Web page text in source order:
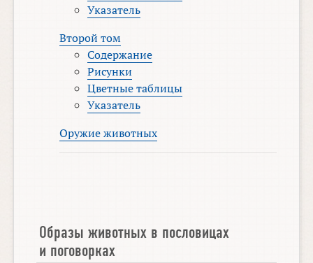
Указатель
Второй том
Содержание
Рисунки
Цветные таблицы
Указатель
Оружие животных
Образы животных в пословицах
и поговорках